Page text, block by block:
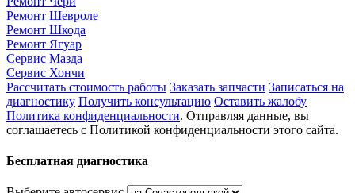
Ремонт Шевроле
Ремонт Шкода
Ремонт Ягуар
Сервис Мазда
Сервис Хончи
Рассчитать стоимость работы Заказать запчасти Записаться на
диагностику Получить консультацию Оставить жалобу
Политика конфиденциальности. Отправляя данные, вы
соглашаетесь с Политикой конфиденциальности этого сайта.
Бесплатная диагностика